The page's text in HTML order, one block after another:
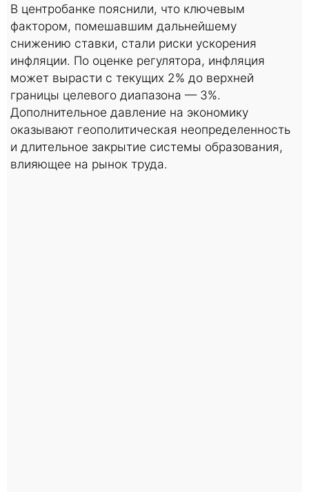
В центробанке пояснили, что ключевым
фактором, помешавшим дальнейшему
снижению ставки, стали риски ускорения
инфляции. По оценке регулятора, инфляция
может вырасти с текущих 2% до верхней
границы целевого диапазона — 3%.
Дополнительное давление на экономику
оказывают геополитическая неопределенность
и длительное закрытие системы образования,
влияющее на рынок труда.